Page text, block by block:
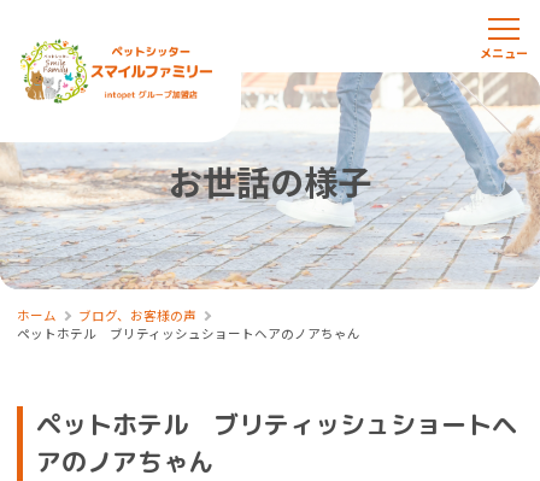
お世話の様子
ホーム
ブログ、お客様の声
ペットホテル ブリティッシュショートヘアのノアちゃん
ペットホテル ブリティッシュショートヘ
アのノアちゃん